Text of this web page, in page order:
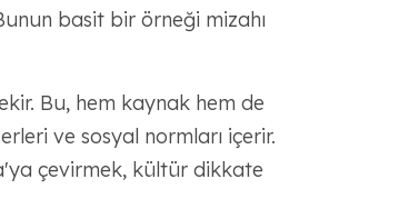
basit bir örneği mizahı
Bu, hem kaynak hem de
ve sosyal normları içerir.
çevirmek, kültür dikkate